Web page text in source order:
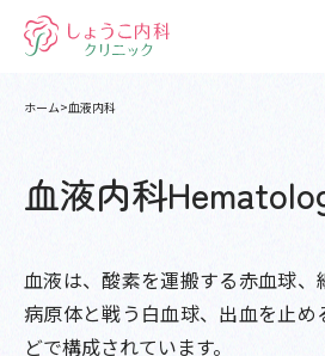
ホーム 血液内科
血液内科
血液は、酸素を運搬する赤血球
病原体と戦う白血球、出血を止
どで構成されています。